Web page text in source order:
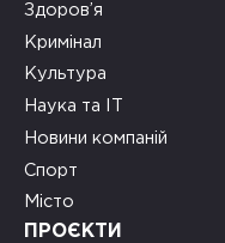
Здоров’я
Кримінал
Культура
Наука та ІТ
Новини компаній
Спорт
Місто
ПРОЄКТИ